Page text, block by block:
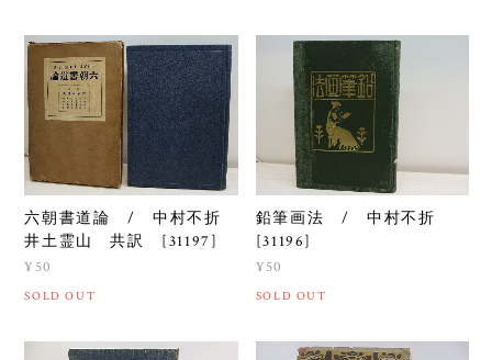
六朝書道論 / 中村不折
井土霊山 共訳 [31197]
¥50
SOLD OUT
鉛筆画法 / 中村不折
[31196]
¥50
SOLD OUT